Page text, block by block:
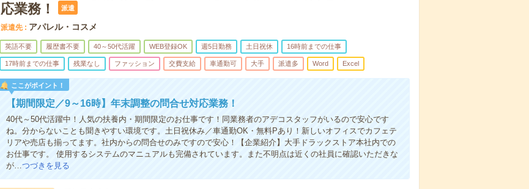
応業務！
派遣
派遣先 アパレル・コスメ
英語不要 履歴書不要 40～50代活躍 WEB登録OK 週5日勤務 土日祝休 16時前までの仕事
17時前までの仕事 残業なし ファッション 交費支給 車通勤可 大手 派遣多 Word Excel
ここがポイント！
【期間限定／9～16時】年末調整の問合せ対応業務！
40代～50代活躍中！人気の扶養内・期間限定のお仕事です！同業務者のアデコスタッフがいるので安心です
ね。分からないことも聞きやすい環境です。土日祝休み／車通勤OK・無料Pあり！新しいオフィスでカフェテ
リアや売店も揃ってます。社内からの問合せのみですので安心！【企業紹介】大手ドラックストア本社内での
お仕事です。 使用するシステムのマニュアルも完備されています。また不明点は近くの社員に確認いただきな
が… つづきを見る